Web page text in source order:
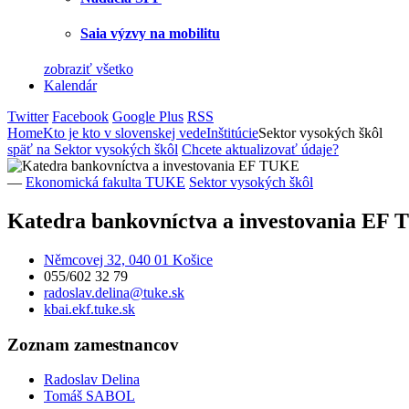
Saia výzvy na mobilitu
zobraziť všetko
Kalendár
Twitter Facebook Google Plus RSS
HomeKto je kto v slovenskej vedeInštitúcieSektor vysokých škôl
späť na Sektor vysokých škôl Chcete aktualizovať údaje?
— Ekonomická fakulta TUKE Sektor vysokých škôl
Katedra bankovníctva a investovania EF
Němcovej 32, 040 01 Košice
055/602 32 79
radoslav.delina@tuke.sk
kbai.ekf.tuke.sk
Zoznam zamestnancov
Radoslav Delina
Tomáš SABOL